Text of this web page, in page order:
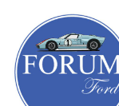
content